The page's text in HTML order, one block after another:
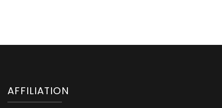
AFFILIATION